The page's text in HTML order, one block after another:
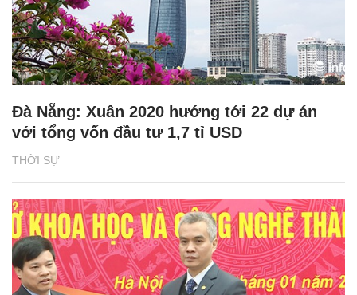
THỜI SỰ
Đà Nẵng: Xuân 2020 hướng tới 22 dự án
với tổng vốn đầu tư 1,7 tỉ USD